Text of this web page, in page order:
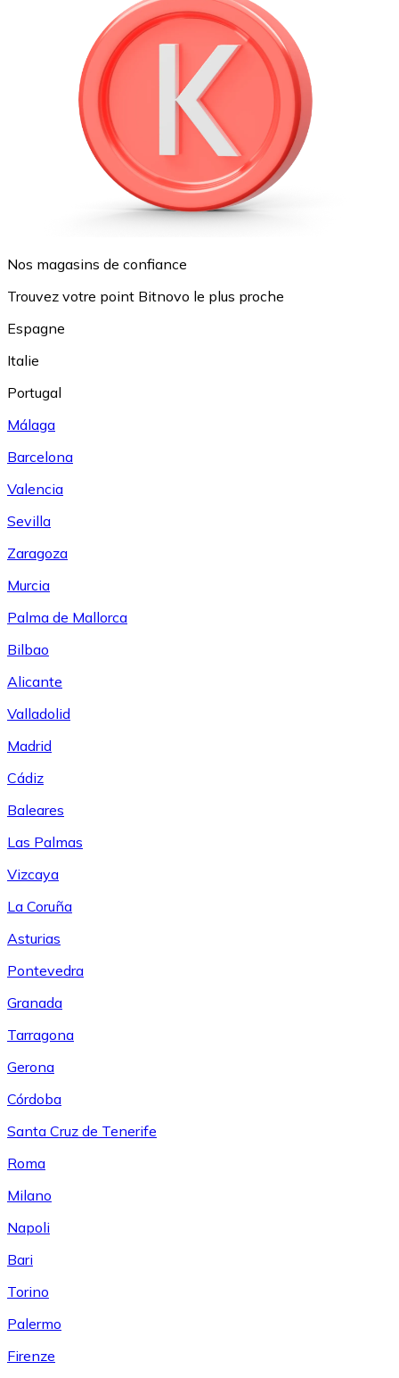
Nos magasins de confiance
Trouvez votre point Bitnovo le plus proche
Espagne
Italie
Portugal
Málaga
Barcelona
Valencia
Sevilla
Zaragoza
Murcia
Palma de Mallorca
Bilbao
Alicante
Valladolid
Madrid
Cádiz
Baleares
Las Palmas
Vizcaya
La Coruña
Asturias
Pontevedra
Granada
Tarragona
Gerona
Córdoba
Santa Cruz de Tenerife
Roma
Milano
Napoli
Bari
Torino
Palermo
Firenze